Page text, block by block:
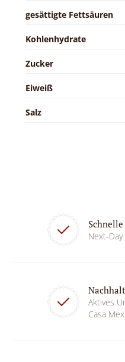
gesättigte Fettsäuren
Kohlenhydrate
Zucker
Eiweiß
Salz
Next-
Aktives
Casa